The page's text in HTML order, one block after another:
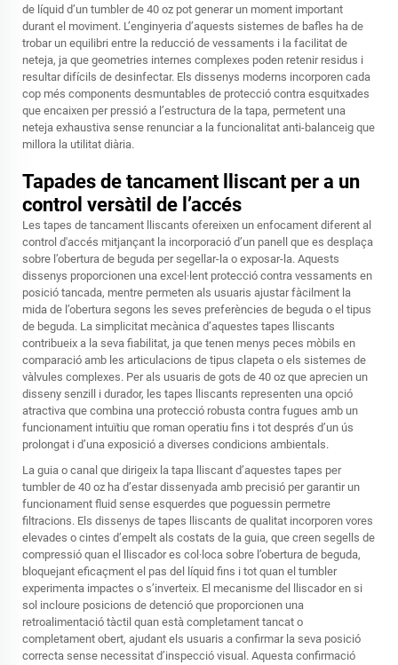
de líquid d’un tumbler de 40 oz pot generar un moment important
durant el moviment. L’enginyeria d’aquests sistemes de bafles ha de
trobar un equilibri entre la reducció de vessaments i la facilitat de
neteja, ja que geometries internes complexes poden retenir residus i
resultar difícils de desinfectar. Els dissenys moderns incorporen cada
cop més components desmuntables de protecció contra esquitxades
que encaixen per pressió a l’estructura de la tapa, permetent una
neteja exhaustiva sense renunciar a la funcionalitat anti-balanceig que
millora la utilitat diària.
Tapades de tancament lliscant per a un
control versàtil de l’accés
Les tapes de tancament lliscants ofereixen un enfocament diferent al
control d'accés mitjançant la incorporació d’un panell que es desplaça
sobre l’obertura de beguda per segellar-la o exposar-la. Aquests
dissenys proporcionen una excel·lent protecció contra vessaments en
posició tancada, mentre permeten als usuaris ajustar fàcilment la
mida de l’obertura segons les seves preferències de beguda o el tipus
de beguda. La simplicitat mecànica d’aquestes tapes lliscants
contribueix a la seva fiabilitat, ja que tenen menys peces mòbils en
comparació amb les articulacions de tipus clapeta o els sistemes de
vàlvules complexes. Per als usuaris de gots de 40 oz que aprecien un
disseny senzill i durador, les tapes lliscants representen una opció
atractiva que combina una protecció robusta contra fugues amb un
funcionament intuïtiu que roman operatiu fins i tot després d’un ús
prolongat i d’una exposició a diverses condicions ambientals.
La guia o canal que dirigeix la tapa lliscant d’aquestes tapes per
tumbler de 40 oz ha d’estar dissenyada amb precisió per garantir un
funcionament fluid sense esquerdes que poguessin permetre
filtracions. Els dissenys de tapes lliscants de qualitat incorporen vores
elevades o cintes d’empelt als costats de la guia, que creen segells de
compressió quan el lliscador es col·loca sobre l’obertura de beguda,
bloquejant eficaçment el pas del líquid fins i tot quan el tumbler
experimenta impactes o s’inverteix. El mecanisme del lliscador en si
sol incloure posicions de detenció que proporcionen una
retroalimentació tàctil quan està completament tancat o
completament obert, ajudant els usuaris a confirmar la seva posició
correcta sense necessitat d’inspecció visual. Aquesta confirmació